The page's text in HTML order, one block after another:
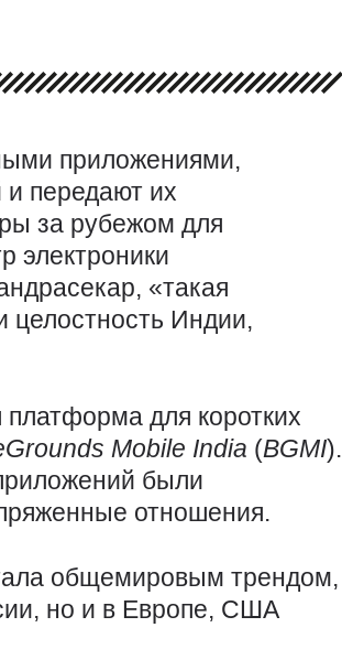
приложениями,
передают их
за рубежом для
электроники
«такая
целостность Индии,
для коротких
Mobile India (BGMI).
были
отношения.
общемировым трендом,
но и в Европе, США